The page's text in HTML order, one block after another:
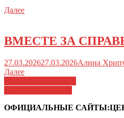
Далее
ВМЕСТЕ ЗА
27.03.202627.03.2026Алина
Далее
Навигация
по
записям
ОФИЦИАЛЬНЫЕ